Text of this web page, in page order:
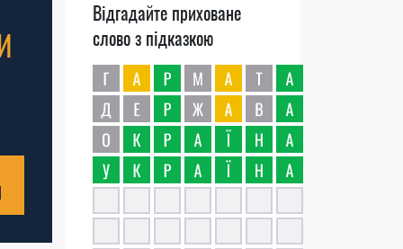
Відгадайте приховане
слово з підказкою